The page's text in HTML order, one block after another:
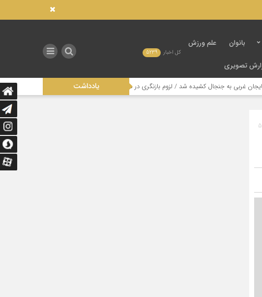
بانوان علم ورزش
تصویری
کل اخبار 5239
یادداشت کشیده شد / لزوم بازنگری در ساختار مدیریتی این رشته تاثیر عدالت در توزیع
5